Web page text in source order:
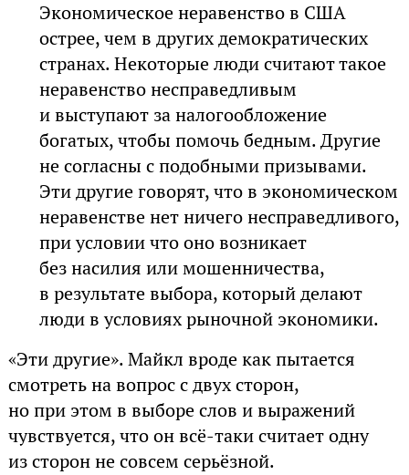
Экономическое неравенство в США
острее, чем в других демократических
странах. Некоторые люди считают такое
неравенство несправедливым
и выступают за налогообложение
богатых, чтобы помочь бедным. Другие
не согласны с подобными призывами.
Эти другие говорят, что в экономическом
неравенстве нет ничего несправедливого,
при условии что оно возникает
без насилия или мошенничества,
в результате выбора, который делают
люди в условиях рыночной экономики.
«Эти другие». Майкл вроде как пытается
смотреть на вопрос с двух сторон,
но при этом в выборе слов и выражений
чувствуется, что он всё-таки считает одну
из сторон не совсем серьёзной.